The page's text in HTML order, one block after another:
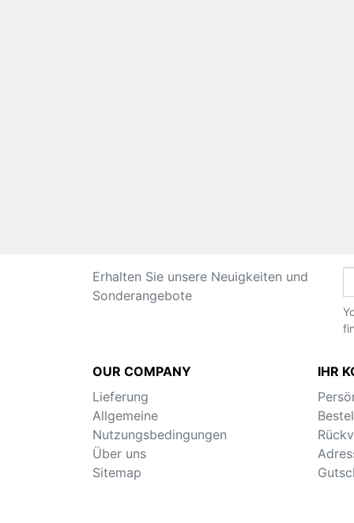
Erhalten Sie unsere Neuigkeiten und
Sonderangebote
OUR COMPANY
Lieferung
Allgemeine
Nutzungsbedingungen
Über uns
Sitemap
IHR